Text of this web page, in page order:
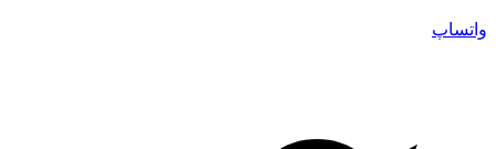
واتساپ